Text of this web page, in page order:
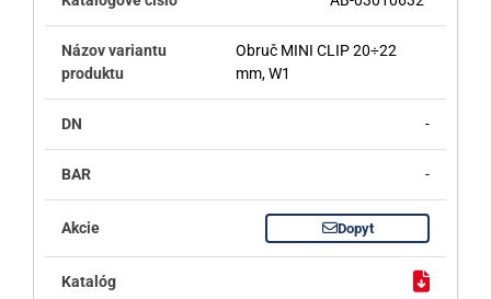
Obruč MINI CLIP 20÷22
mm, W1
-
-
Dopyt